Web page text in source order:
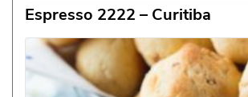
Espresso 2222 – Curitiba